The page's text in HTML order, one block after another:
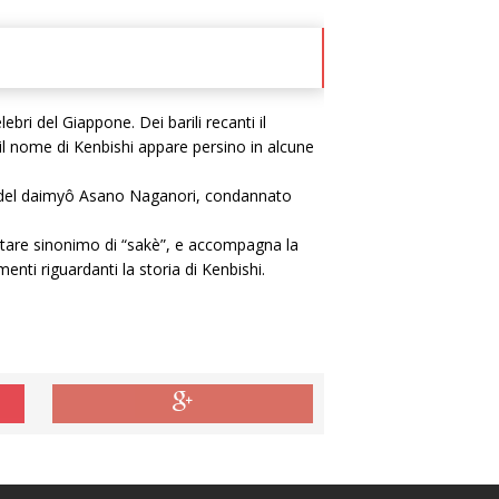
del Giappone. Dei barili recanti il
di Kenbishi appare persino in alcune
daimyô Asano Naganori, condannato
sinonimo di “sakè”, e accompagna la
riguardanti la storia di Kenbishi.